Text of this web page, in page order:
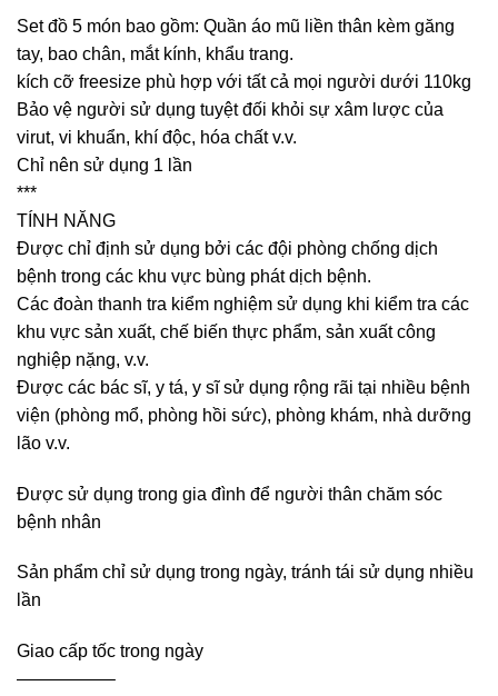
Set đồ 5 món bao gồm: Quần áo mũ liền thân kèm găng
tay, bao chân, mắt kính, khẩu trang.
kích cỡ freesize phù hợp với tất cả mọi người dưới 110kg
Bảo vệ người sử dụng tuyệt đối khỏi sự xâm lược của
virut, vi khuẩn, khí độc, hóa chất v.v.
Chỉ nên sử dụng 1 lần
***
TÍNH NĂNG
Được chỉ định sử dụng bởi các đội phòng chống dịch
bệnh trong các khu vực bùng phát dịch bệnh.
Các đoàn thanh tra kiểm nghiệm sử dụng khi kiểm tra các
khu vực sản xuất, chế biến thực phẩm, sản xuất công
nghiệp nặng, v.v.
Được các bác sĩ, y tá, y sĩ sử dụng rộng rãi tại nhiều bệnh
viện (phòng mổ, phòng hồi sức), phòng khám, nhà dưỡng
lão v.v.
Được sử dụng trong gia đình để người thân chăm sóc
bệnh nhân
Sản phẩm chỉ sử dụng trong ngày, tránh tái sử dụng nhiều
lần
Giao cấp tốc trong ngày
—————–